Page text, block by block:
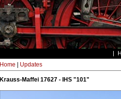
Home Updates
Krauss-Maffei 17627 - IHS "101"